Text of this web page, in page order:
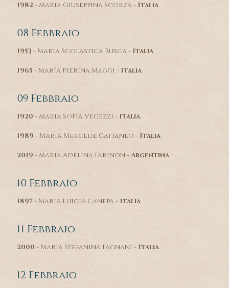
1982- Maria Giuseppina Scorza - Italia
08 Febbraio
1953 - Maria Scolastica Rusca - Italia
1965 - María Pierina Maggi - Italia
09 Febbraio
1920 - Maria Sofia Vegezzi - Italia
1989 - Maria Mercede Cattaneo - Italia
2019 - Maria Adelina Farinon -Argentina
10 Febbraio
1897- Maria Luigia Canepa - Italia
11 Febbraio
2000 - Maria Stefanina Fagnani - Italia
12 Febbraio